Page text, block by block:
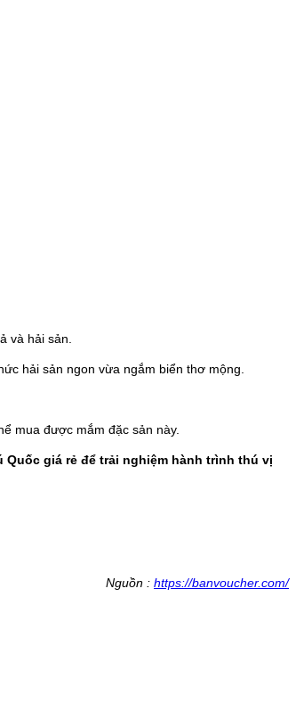
và hải sản.
hải sản ngon vừa ngắm biển thơ mộng.
mua được mắm đặc sản này.
Quốc giá rẻ để trải nghiệm hành trình thú vị
Nguồn : https://banvoucher.com/